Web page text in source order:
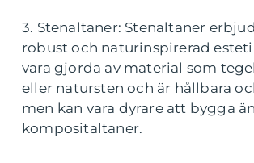
3. Stenaltaner: Stenaltaner
robust och naturinspirerad
vara gjorda av material som
eller natursten och är hållbara
men kan vara dyrare att bygga
kompositaltaner.